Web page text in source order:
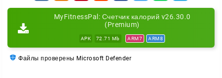
MyFitnessPal: Счетчик калорий v26.30.0
(Premium)
APK 72.71 Mb ARM7 ARM8
Файлы проверены Microsoft Defender